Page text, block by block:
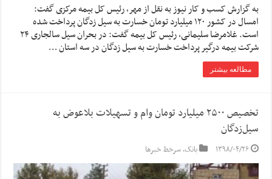
به گزارش کسب و کار نیوز به نقل از مهر، رئیس کل بیمه مرکزی گفت:
امسال در کشور ۱۲۰ میلیارد تومان خسارت به سیل زدگان پرداخت شده
است. غلامرضا سلیمانی، رئیس کل بیمه گفت: در بحران سیل سالجاری ۲۴
شرکت بیمه درگیر پرداخت خسارت به سیل زدگان در سه استان …
مطالعه بیشتر
تخصیص ۲۵۰۰ میلیارد تومان وام و تسهیلات بلاعوض به
سیل‌زدگان
۱۳۹۸/۰۴/۲۶ بانک,سرخط خبرها